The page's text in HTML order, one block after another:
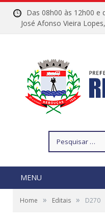
Das 08h00 às
José Afonso Vieira
por:
MENU
Home » Editais » D270